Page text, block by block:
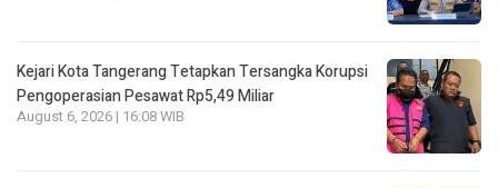
Kejari Kota Tangerang Tetapkan Tersangka Korupsi
Pengoperasian Pesawat Rp5,49 Miliar
August 6, 2026 | 16:08 WIB